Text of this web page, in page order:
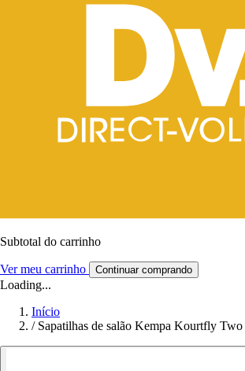
Subtotal do carrinho
Ver meu carrinho Continuar comprando
Loading...
Início
/ Sapatilhas de salão Kempa Kourtfly Two